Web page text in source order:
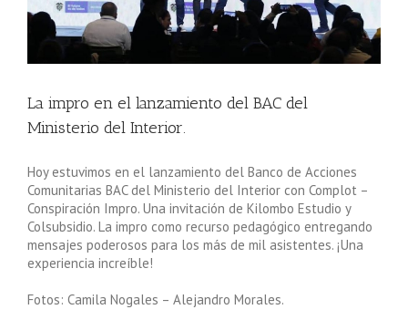
La impro en el lanzamiento del BAC del
Ministerio del Interior.
Hoy estuvimos en el lanzamiento del Banco de Acciones
Comunitarias BAC del Ministerio del Interior con Complot –
Conspiración Impro. Una invitación de Kilombo Estudio y
Colsubsidio. La impro como recurso pedagógico entregando
mensajes poderosos para los más de mil asistentes. ¡Una
experiencia increíble!
Fotos: Camila Nogales – Alejandro Morales.